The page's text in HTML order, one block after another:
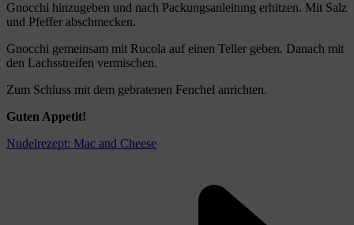
Gnocchi hinzugeben und nach Packungsanleitung erhitzen. Mit Salz
und Pfeffer abschmecken.
Gnocchi gemeinsam mit Rucola auf einen Teller geben. Danach mit
den Lachsstreifen vermischen.
Zum Schluss mit dem gebratenen Fenchel anrichten.
Guten Appetit!
Nudelrezept: Mac and Cheese